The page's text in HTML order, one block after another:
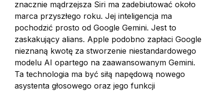
znacznie mądrzejsza Siri ma zadebiutować około
marca przyszłego roku. Jej inteligencja ma
pochodzić prosto od Google Gemini. Jest to
zaskakujący alians. Apple podobno zapłaci Google
nieznaną kwotę za stworzenie niestandardowego
modelu AI opartego na zaawansowanym Gemini.
Ta technologia ma być siłą napędową nowego
asystenta głosowego oraz jego funkcji